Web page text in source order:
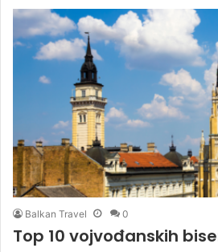
Balkan Travel 0
Top 10 vojvođanskih